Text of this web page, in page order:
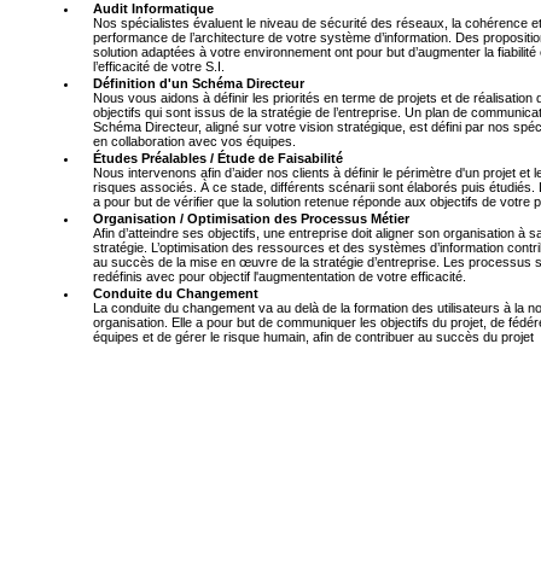
Audit Informatique
Nos spécialistes évaluent le niveau de sécurité des réseaux, la cohérence
performance de l’architecture de votre système d’information. Des
solution adaptées à votre environnement ont pour but d’augmenter la fiabilité
l’efficacité de votre S.I.
Définition d'un Schéma Directeur
Nous vous aidons à définir les priorités en terme de projets et de réalisation
objectifs qui sont issus de la stratégie de l’entreprise. Un plan de
Schéma Directeur, aligné sur votre vision stratégique, est défini par nos
en collaboration avec vos équipes.
Études Préalables / Étude de Faisabilité
Nous intervenons afin d’aider nos clients à définir le périmètre d'un projet et
risques associés. À ce stade, différents scénarii sont élaborés puis étudiés.
a pour but de vérifier que la solution retenue réponde aux objectifs de votre
Organisation / Optimisation des Processus Métier
Afin d’atteindre ses objectifs, une entreprise doit aligner son organisation à
stratégie. L’optimisation des ressources et des systèmes d’information
au succès de la mise en œuvre de la stratégie d’entreprise. Les processus
redéfinis avec pour objectif l'augmententation de votre efficacité.
Conduite du Changement
La conduite du changement va au delà de la formation des utilisateurs à la
organisation. Elle a pour but de communiquer les objectifs du projet, de
équipes et de gérer le risque humain, afin de contribuer au succès du projet